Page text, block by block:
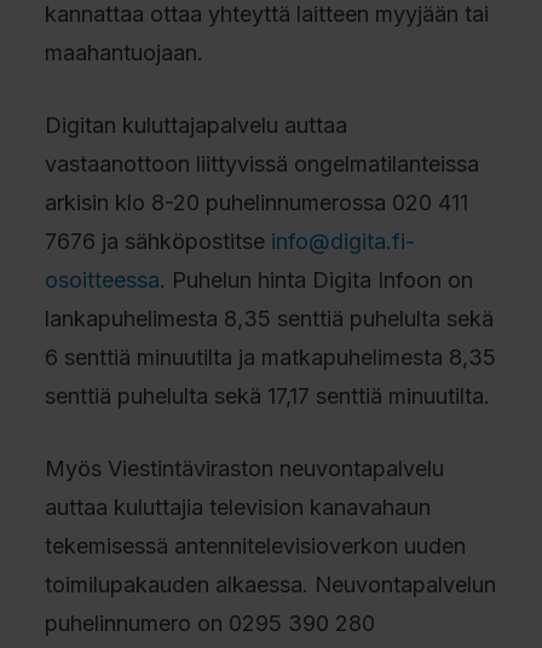
kannattaa ottaa yhteyttä laitteen myyjään tai
maahantuojaan.
Digitan kuluttajapalvelu auttaa
vastaanottoon liittyvissä ongelmatilanteissa
arkisin klo 8-20 puhelinnumerossa 020 411
7676 ja sähköpostitse info@digita.fi-
osoitteessa. Puhelun hinta Digita Infoon on
lankapuhelimesta 8,35 senttiä puhelulta sekä
6 senttiä minuutilta ja matkapuhelimesta 8,35
senttiä puhelulta sekä 17,17 senttiä minuutilta.
Myös Viestintäviraston neuvontapalvelu
auttaa kuluttajia television kanavahaun
tekemisessä antennitelevisioverkon uuden
toimilupakauden alkaessa. Neuvontapalvelun
puhelinnumero on 0295 390 280